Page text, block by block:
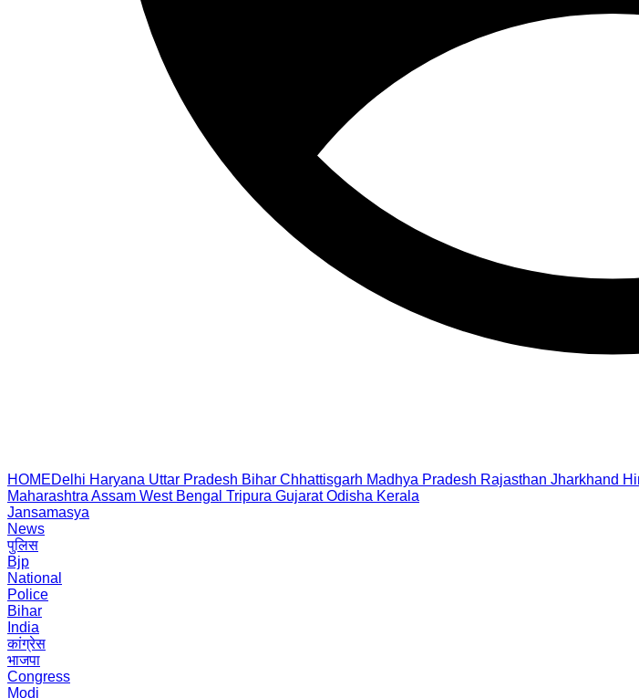
HOMEDelhi Haryana Uttar Pradesh Bihar Chhattisgarh Madhya Pradesh Rajasthan Jharkhand
Maharashtra Assam West Bengal Tripura Gujarat Odisha Kerala
Jansamasya
News
पुलिस
Bjp
National
Police
Bihar
India
कांग्रेस
भाजपा
Congress
Modi